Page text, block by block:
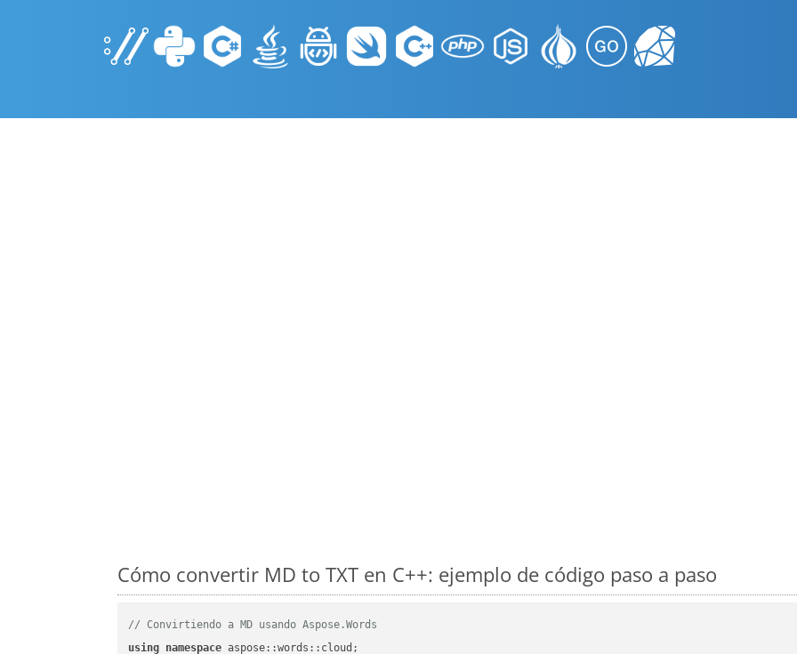
Cómo convertir MD to TXT en C++: ejemplo de código paso a paso
// Convirtiendo a MD usando Aspose.Words
using namespace